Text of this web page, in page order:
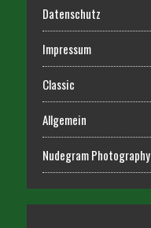
Datenschutz
Impressum
Classic
Allgemein
Nudegram Photography